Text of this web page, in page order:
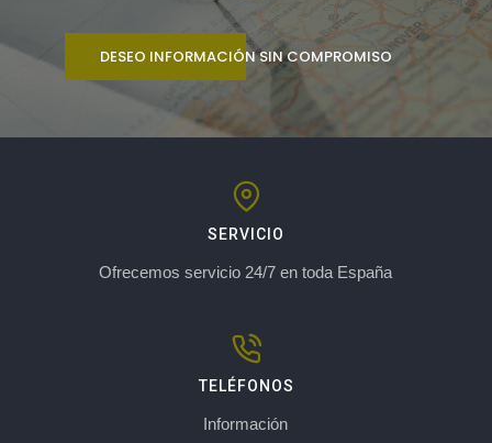
DESEO INFORMACIÓN SIN COMPROMISO
SERVICIO
Ofrecemos servicio 24/7 en toda España
TELÉFONOS
Información